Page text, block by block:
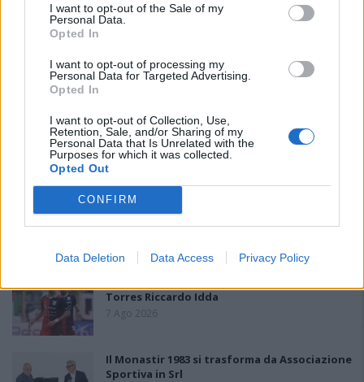
I want to opt-out of the Sale of my
Personal Data.
Opted In
I want to opt-out of processing my
Personal Data for Targeted Advertising.
Opted In
I want to opt-out of Collection, Use,
Retention, Sale, and/or Sharing of my
Personal Data that Is Unrelated with the
Purposes for which it was collected.
Opted Out
CONFIRM
Data Deletion Data Access Privacy Policy
PIÙ LETTI OGGI
L'Ilva si completa con Markic, Contucci,
Carlucci, Bevilacqua, Solinas, Souare e Galic
7 Ago 2026
Il Monastir riparte dai pilastri Masia, Pinna e
Aloia, il primo acquisto è Loru
Torres Riccardo Idda
7 Ago 2026
Il Monastir 1983 si trasforma da Associazione
Sportiva in Srl